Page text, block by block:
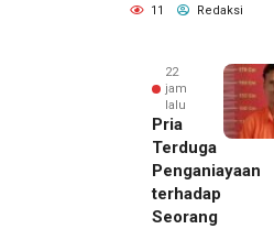
11 Redaksi
22
jam
lalu
Pria
Terduga
Penganiayaan
terhadap
Seorang